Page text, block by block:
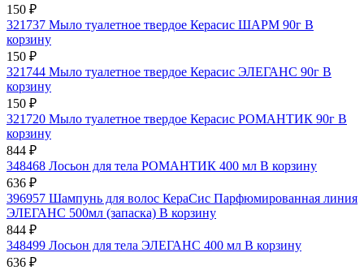
150 ₽
321737 Мыло туалетное твердое Керасис ШАРМ 90г В
корзину
150 ₽
321744 Мыло туалетное твердое Керасис ЭЛЕГАНС 90г В
корзину
150 ₽
321720 Мыло туалетное твердое Керасис РОМАНТИК 90г В
корзину
844 ₽
348468 Лосьон для тела РОМАНТИК 400 мл В корзину
636 ₽
396957 Шампунь для волос КераСис Парфюмированная линия
ЭЛЕГАНС 500мл (запаска) В корзину
844 ₽
348499 Лосьон для тела ЭЛЕГАНС 400 мл В корзину
636 ₽